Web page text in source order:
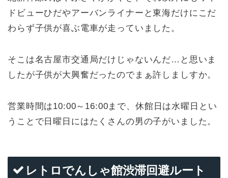
ドビューひだやアーバンライナーと東海だけにこだ
わらず子供が喜ぶ電車が走っていました。
そこは名古屋市交通局だけじゃないんだ…と思いま
したが子供が大興奮だったのでまぁ許しましすか。
営業時間は10:00～16:00まで、休館日は水曜日とい
うことで日曜日にはたくさんの男の子がいました。
レトロでんしゃ館渋滞回避ルート